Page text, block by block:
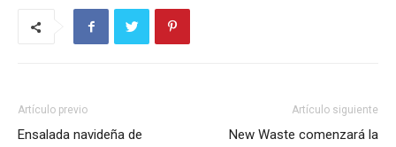
Artículo previo
Ensalada navideña de
Artículo siguiente
New Waste comenzará la